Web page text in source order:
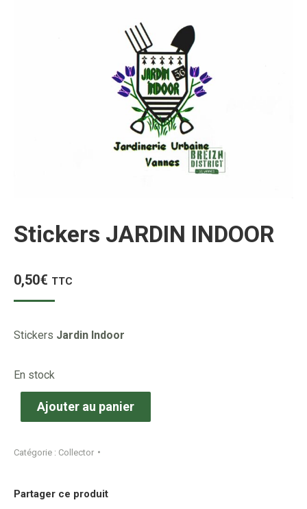
Stickers JARDIN INDOOR
0,50€ TTC
Stickers Jardin Indoor
En stock
Ajouter au panier
Catégorie : Collector
Partager ce produit